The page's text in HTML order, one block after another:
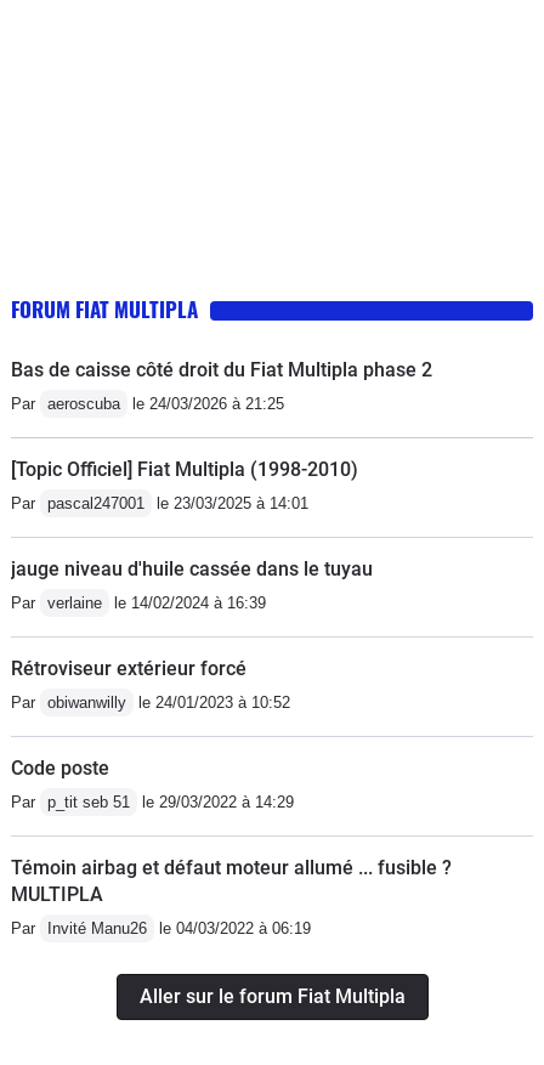
FORUM FIAT MULTIPLA
Bas de caisse côté droit du Fiat Multipla phase 2
Par aeroscuba le 24/03/2026 à 21:25
[Topic Officiel] Fiat Multipla (1998-2010)
Par pascal247001 le 23/03/2025 à 14:01
jauge niveau d'huile cassée dans le tuyau
Par verlaine le 14/02/2024 à 16:39
Rétroviseur extérieur forcé
Par obiwanwilly le 24/01/2023 à 10:52
Code poste
Par p_tit seb 51 le 29/03/2022 à 14:29
Témoin airbag et défaut moteur allumé ... fusible ?
MULTIPLA
Par Invité Manu26 le 04/03/2022 à 06:19
Aller sur le forum Fiat Multipla